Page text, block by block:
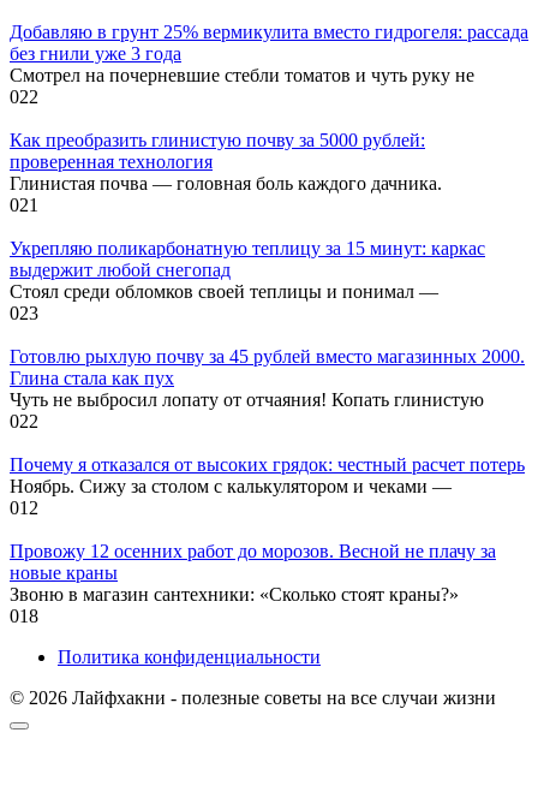
Добавляю в грунт 25% вермикулита вместо гидрогеля: рассада
без гнили уже 3 года
Смотрел на почерневшие стебли томатов и чуть руку не
022
Как преобразить глинистую почву за 5000 рублей:
проверенная технология
Глинистая почва — головная боль каждого дачника.
021
Укрепляю поликарбонатную теплицу за 15 минут: каркас
выдержит любой снегопад
Стоял среди обломков своей теплицы и понимал —
023
Готовлю рыхлую почву за 45 рублей вместо магазинных 2000.
Глина стала как пух
Чуть не выбросил лопату от отчаяния! Копать глинистую
022
Почему я отказался от высоких грядок: честный расчет потерь
Ноябрь. Сижу за столом с калькулятором и чеками —
012
Провожу 12 осенних работ до морозов. Весной не плачу за
новые краны
Звоню в магазин сантехники: «Сколько стоят краны?»
018
Политика конфиденциальности
© 2026 Лайфхакни - полезные советы на все случаи жизни